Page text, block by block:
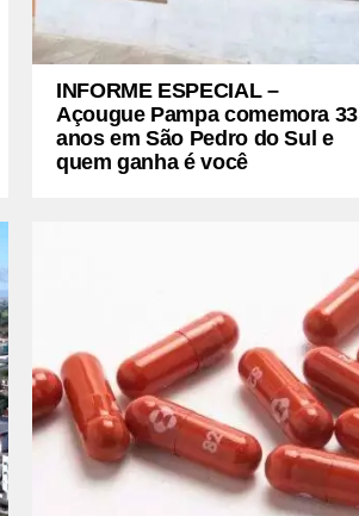
INFORME ESPECIAL –
Açougue Pampa comemora 33
anos em São Pedro do Sul e
quem ganha é você